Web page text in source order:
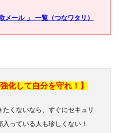
メール 」 一覧（つなワタリ）
化して自分を守れ！】
くないなら、すぐにセキュリ
っている人も珍しくない！